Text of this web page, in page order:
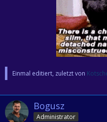
Einmal editiert, zuletzt von
Bogusz
Administrator